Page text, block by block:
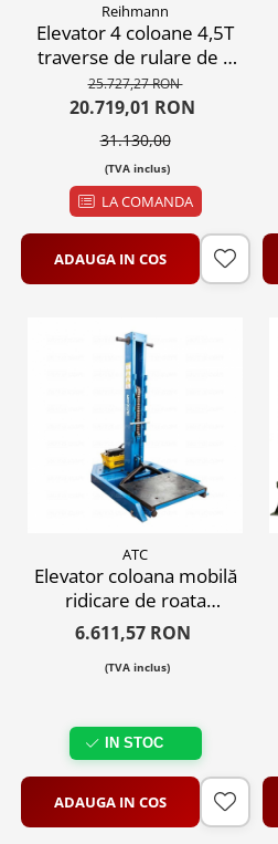
Reihmann
Elevator 4 coloane 4,5T
traverse de rulare de 5
m proiectat pentru
lucrari la directie,
suspensie, revizii si
intretinere, platane de
relaxare, deblocare
automata, 220V sau
380V
25.727,27 RON
20.719,01 RON
31.130,00
(TVA inclus)
LA COMANDA
ADAUGA IN COS
ATC
Elevator coloana mobilă
ridicare de roata
vehicule max. 2T, 220V
6.611,57 RON
(TVA inclus)
IN STOC
ADAUGA IN COS